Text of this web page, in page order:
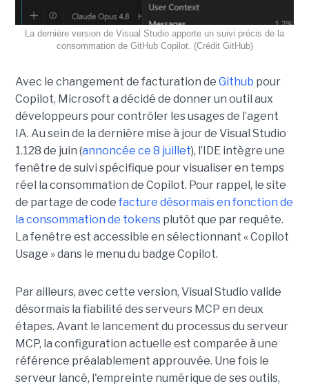
La dernière version de Visual Studio apporte un suivi précis de la
consommation de GitHub Copilot. (Crédit GitHub)
Avec le changement de facturation de Github pour
Copilot, Microsoft a décidé de donner un outil aux
développeurs pour contrôler les usages de l’agent
IA. Au sein de la dernière mise à jour de Visual Studio
1.128 de juin (annoncée ce 8 juillet), l’IDE intègre une
fenêtre de suivi spécifique pour visualiser en temps
réel la consommation de Copilot. Pour rappel, le site
de partage de code facture désormais en fonction de
la consommation de tokens plutôt que par requête.
La fenêtre est accessible en sélectionnant « Copilot
Usage » dans le menu du badge Copilot.
Par ailleurs, avec cette version, Visual Studio valide
désormais la fiabilité des serveurs MCP en deux
étapes. Avant le lancement du processus du serveur
MCP, la configuration actuelle est comparée à une
référence préalablement approuvée. Une fois le
serveur lancé, l'empreinte numérique de ses outils,